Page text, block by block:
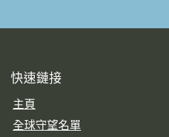
快速鏈接
主頁
全球守望名單